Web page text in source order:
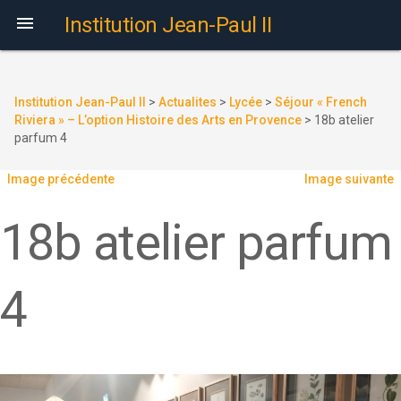
 Institution Jean-Paul II
Institution Jean-Paul II > Actualites > Lycée > Séjour « French
Riviera » – L’option Histoire des Arts en Provence > 18b atelier
parfum 4
Image précédente Image suivante
18b atelier parfum
4